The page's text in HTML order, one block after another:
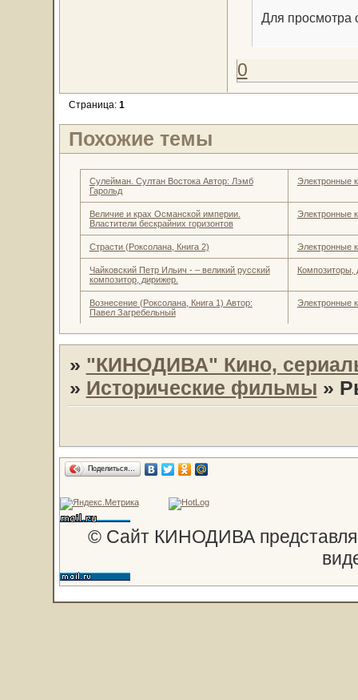
Для просмотра
0
Страница: 1
Похожие темы
Сулейман. Султан Востока Автор: Лэмб
Гарольд
Электронные
Величие и крах Османской империи.
Властители бескрайних горизонтов
Электронные
Страсти (Роксолана, Книга 2) Электронные
Чайковский Петр Ильич - – великий русский
композитор, дирижер.
Композиторы,
Вознесение (Роксолана, Книга 1) Автор:
Павел Загребельный
Электронные
» "КИНОДИВА" Кино,
» Исторические фильмы »
Поделиться…
© Сайт КИНОДИВА